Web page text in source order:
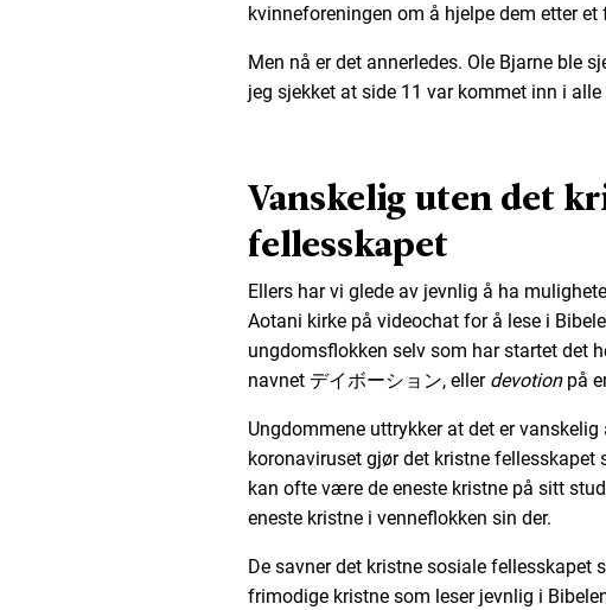
kvinneforeningen om å hjelpe dem etter
Men nå er det annerledes. Ole Bjarne ble
jeg sjekket at side 11 var kommet inn i alle
Vanskelig uten det
fellesskapet
Ellers har vi glede av jevnlig å ha
Aotani kirke på videochat for å lese i
ungdomsflokken selv som har startet det
navnet デイボーション, eller devotion på
Ungdommene uttrykker at det er
koronaviruset gjør det kristne fellesskapet
kan ofte være de eneste kristne på sitt
eneste kristne i venneflokken sin der.
De savner det kristne sosiale fellesskapet
frimodige kristne som leser jevnlig i